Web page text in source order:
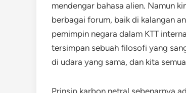
mendengar bahasa alien. Namun
berbagai forum, baik di kalangan
pemimpin negara dalam KTT
tersimpan sebuah filosofi yang
di udara yang sama, dan kita
Prinsip karbon netral sebenarnya